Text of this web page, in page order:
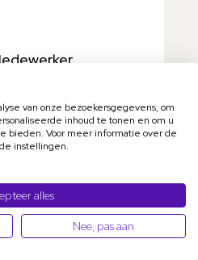
om uw surfervaring te
Meer info
Filteren
€4.00040 – 40 uren uur
en
in het Nederlands
om moeiteloos te
en leveranciers
van onze bezoekersgegevens, om
inhoud te tonen en om u
bieden. Voor meer informatie over de
instellingen.
alles
Nee, pas aan